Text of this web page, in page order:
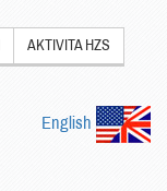
AKTIVITA HZS
English